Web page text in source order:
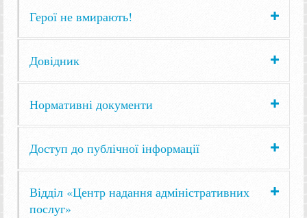
Герої не вмирають!
Довідник
Нормативні документи
Доступ до публічної інформації
Відділ «Центр надання адміністративних
послуг»